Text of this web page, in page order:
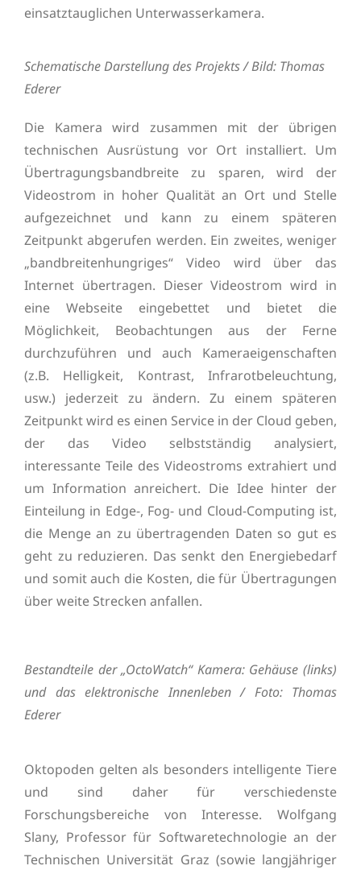
einsatztauglichen Unterwasserkamera.
Schematische Darstellung des Projekts / Bild: Thomas
Ederer
Die Kamera wird zusammen mit der übrigen
technischen Ausrüstung vor Ort installiert. Um
Übertragungsbandbreite zu sparen, wird der
Videostrom in hoher Qualität an Ort und Stelle
aufgezeichnet und kann zu einem späteren
Zeitpunkt abgerufen werden. Ein zweites, weniger
„bandbreitenhungriges“ Video wird über das
Internet übertragen. Dieser Videostrom wird in
eine Webseite eingebettet und bietet die
Möglichkeit, Beobachtungen aus der Ferne
durchzuführen und auch Kameraeigenschaften
(z.B. Helligkeit, Kontrast, Infrarotbeleuchtung,
usw.) jederzeit zu ändern. Zu einem späteren
Zeitpunkt wird es einen Service in der Cloud geben,
der das Video selbstständig analysiert,
interessante Teile des Videostroms extrahiert und
um Information anreichert. Die Idee hinter der
Einteilung in Edge-, Fog- und Cloud-Computing ist,
die Menge an zu übertragenden Daten so gut es
geht zu reduzieren. Das senkt den Energiebedarf
und somit auch die Kosten, die für Übertragungen
über weite Strecken anfallen.
Bestandteile der „OctoWatch“ Kamera: Gehäuse (links)
und das elektronische Innenleben / Foto: Thomas
Ederer
Oktopoden gelten als besonders intelligente Tiere
und sind daher für verschiedenste
Forschungsbereiche von Interesse. Wolfgang
Slany, Professor für Softwaretechnologie an der
Technischen Universität Graz (sowie langjähriger